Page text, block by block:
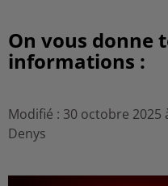
On vous donne
informations :
Modifié : 30 octobre 2025
Denys